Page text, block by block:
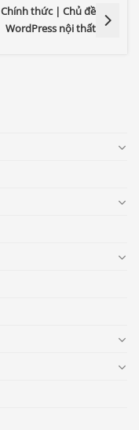
Chính thức | Chủ đề
WordPress nội thất